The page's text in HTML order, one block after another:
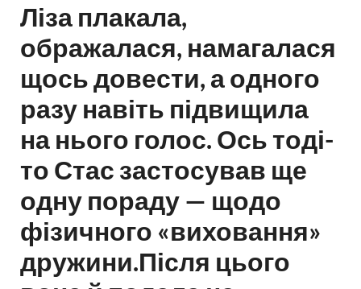
Ліза плакала,
ображалася, намагалася
щось довести, а одного
разу навіть підвищила
на нього голос. Ось тоді-
то Стас застосував ще
одну пораду — щодо
фізичного «виховання»
дружини.Після цього